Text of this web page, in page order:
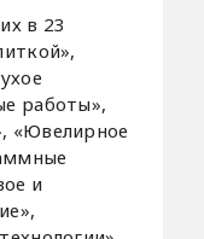
в 23
работы»,
«Ювелирное
и